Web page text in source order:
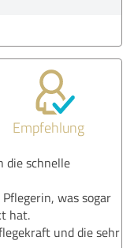
Empfehlung
die schnelle
was sogar
hat.
und die sehr